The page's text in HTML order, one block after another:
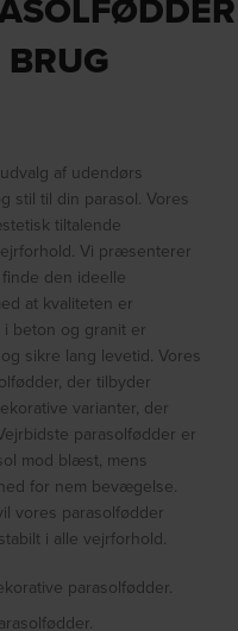
af udendørs
stil til din parasol. Vores
tiltalende
Vi præsenterer
den ideelle
at kvaliteten er
beton og granit er
sikre lang levetid. Vores
der tilbyder
varianter, der
parasolfødder er
mod blæst, mens
for nem bevægelse.
vores parasolfødder
i alle vejrforhold.
parasolfødder.